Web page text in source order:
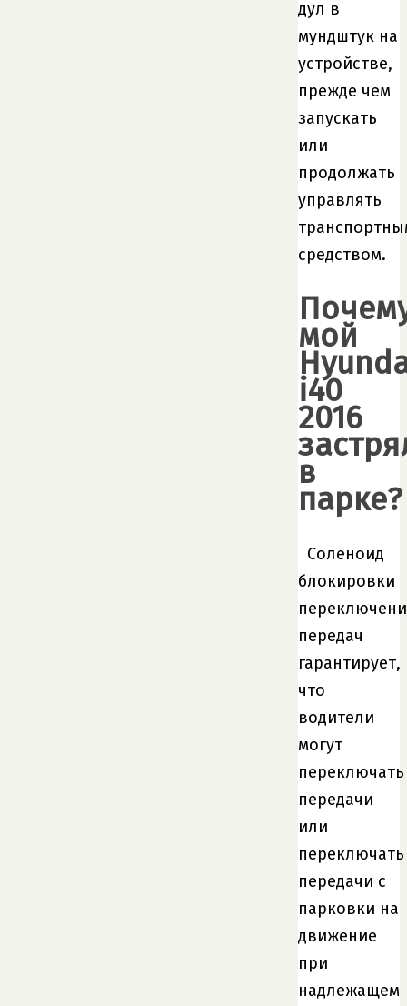
дул в
мундштук на
устройстве,
прежде чем
запускать
или
продолжать
управлять
средством.
мой
i40
2016
в
парке?
Соленоид
блокировки
передач
гарантирует,
что
водители
могут
переключать
передачи
или
переключать
передачи с
парковки на
движение
при
надлежащем